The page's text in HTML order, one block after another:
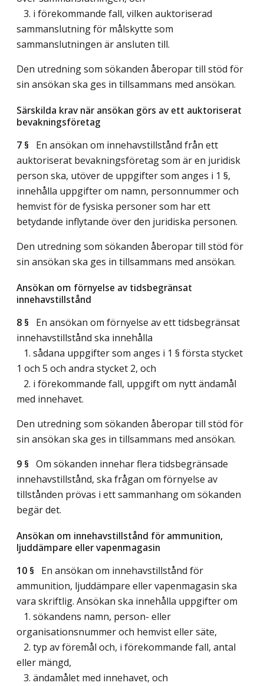
3. i förekommande fall, vilken auktoriserad
sammanslutning för målskytte som
sammanslutningen är ansluten till.
Den utredning som sökanden åberopar till stöd för
sin ansökan ska ges in tillsammans med ansökan.
Särskilda krav när ansökan görs av ett auktoriserat
bevakningsföretag
7 § En ansökan om innehavstillstånd från ett
auktoriserat bevakningsföretag som är en juridisk
person ska, utöver de uppgifter som anges i 1 §,
innehålla uppgifter om namn, personnummer och
hemvist för de fysiska personer som har ett
betydande inflytande över den juridiska personen.
Den utredning som sökanden åberopar till stöd för
sin ansökan ska ges in tillsammans med ansökan.
Ansökan om förnyelse av tidsbegränsat
innehavstillstånd
8 § En ansökan om förnyelse av ett tidsbegränsat
innehavstillstånd ska innehålla
1. sådana uppgifter som anges i 1 § första stycket
1 och 5 och andra stycket 2, och
2. i förekommande fall, uppgift om nytt ändamål
med innehavet.
Den utredning som sökanden åberopar till stöd för
sin ansökan ska ges in tillsammans med ansökan.
9 § Om sökanden innehar flera tidsbegränsade
innehavstillstånd, ska frågan om förnyelse av
tillstånden prövas i ett sammanhang om sökanden
begär det.
Ansökan om innehavstillstånd för ammunition,
ljuddämpare eller vapenmagasin
10 § En ansökan om innehavstillstånd för
ammunition, ljuddämpare eller vapenmagasin ska
vara skriftlig. Ansökan ska innehålla uppgifter om
1. sökandens namn, person- eller
organisationsnummer och hemvist eller säte,
2. typ av föremål och, i förekommande fall, antal
eller mängd,
3. ändamålet med innehavet, och